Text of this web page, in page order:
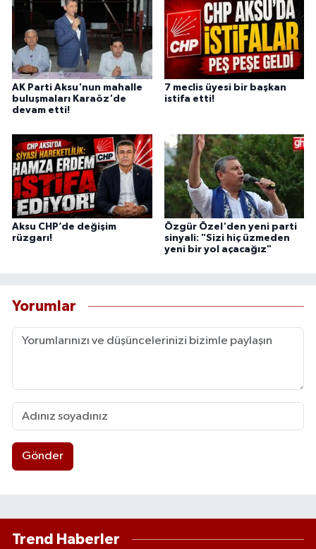
AK Parti Aksu'nun mahalle
buluşmaları Karaöz'de
devam etti!
7 meclis üyesi bir başkan
istifa etti!
Aksu CHP’de değişim
rüzgarı!
Özgür Özel'den yeni parti
sinyali: "Sizi hiç üzmeden
yeni bir yol açacağız"
Yorumlar
Gönder
Trend Haberler